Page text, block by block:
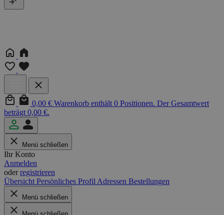
0,00 € Warenkorb enthält 0 Positionen. Der Gesamtwert
beträgt 0,00 €.
Menü schließen
Ihr Konto
Anmelden
oderregistrieren
Übersicht Persönliches Profil Adressen Bestellungen
Menü schließen